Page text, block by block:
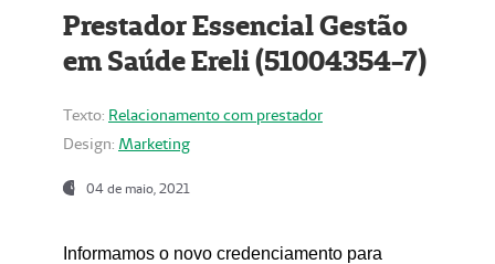
Prestador Essencial Gestão
em Saúde Ereli (51004354-7)
Texto: Relacionamento com prestador
Design: Marketing
04 de maio, 2021
Informamos o novo credenciamento para